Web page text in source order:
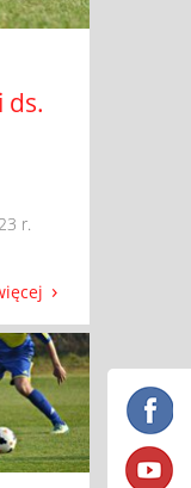
ds.
r.